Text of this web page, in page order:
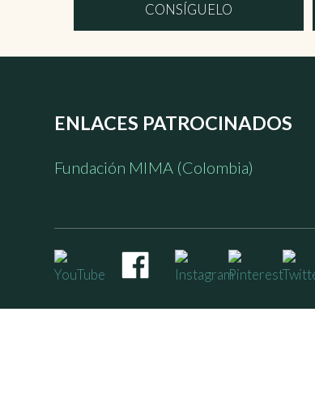
CONSÍGUELO
ENLACES PATROCINADOS
Fundación MIMA (Colombia)